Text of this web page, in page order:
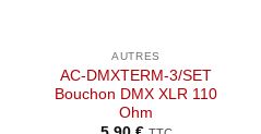
AUTRES
AC-DMXTERM-3/SET
Bouchon DMX XLR 110
Ohm